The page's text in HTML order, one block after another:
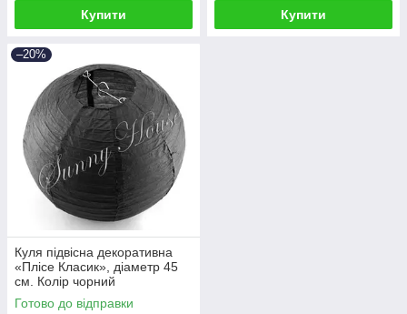
Купити Купити
–20%
Куля підвісна декоративна
«Плісе Класик», діаметр 45
см. Колір чорний
Готово до відправки